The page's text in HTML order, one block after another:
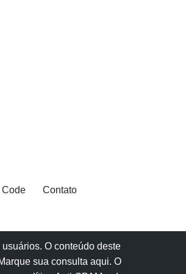
Code Contato
O conteúdo deste
sua consulta aqui. O